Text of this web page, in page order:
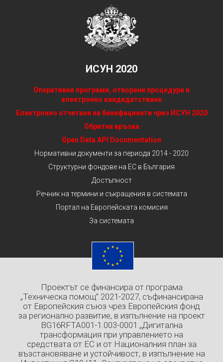
ИСУН 2020
Оперативни програми, отворени процедури и
електронно кандидатстване
Електронно отчитане на бенефициенти чрез ИСУН 2020
Обратна връзка
Open Data API Documentation
Нормативни документи за периода 2014 - 2020
Структурни фондове на ЕС в България
Достъпност
Речник на термини и съкращения в системата
Портал на Европейската комисия
За системата
Проектът се финансира от програма
„Техническа помощ” 2021-2027, съфинансирана
от Европейския съюз чрез Европейския фонд
за регионално развитие, в изпълнение на проект
BG16RFTA001-1.003-0001 „Дигитална
трансформация при управлението на
средствата от ЕС и от Националния план за
възстановяване и устойчивост, в изпълнение на